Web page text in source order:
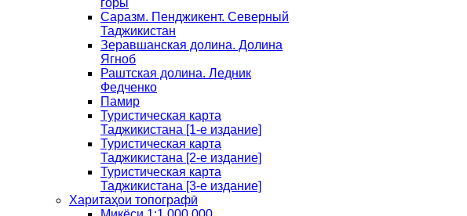
Саразм. Пенджикент. Северный
Таджикистан
Зеравшанская долина. Долина
Ягноб
Раштская долина. Ледник
Федченко
Памир
Туристическая карта
Таджикистана [1-е издание]
Туристическая карта
Таджикистана [2-е издание]
Туристическая карта
Таджикистана [3-е издание]
Харитаҳои топографӣ